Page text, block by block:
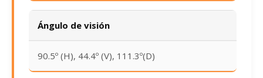
Ángulo de visión
90.5º (H), 44.4º (V), 111.3º(D)